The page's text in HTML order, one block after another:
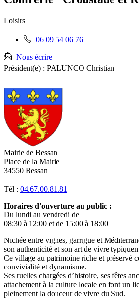
Loisirs
Téléphone
:
06 09 54 06 76
Nous écrire
Président(e) : PALUNCO Christian
Mairie de Bessan
Place de la Mairie
34550 Bessan
Tél : 04.67.00.81.81
Horaires d'ouverture au public :
Du lundi au vendredi de
08:30 à 12:00 et de 15:00 à 18:00
Nichée entre vignes, garrigue et
son authenticité et son art de vivre
Ce village au patrimoine riche et préservé
convivialité et dynamisme.
Ses ruelles chargées d’histoire, ses fêtes
attachement à la culture locale en font un
pleinement la douceur de vivre du Sud.